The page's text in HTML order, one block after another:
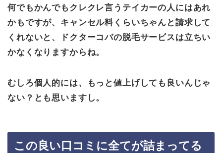
何でもかんでもクレクレ言うテイカーの人にはあれ
かもですが、キャンセル料くらいちゃんと請求して
くれないと、ドクターコバの脱毛サービスは立ちい
かなくなりますからね。
むしろ個人的には、もっと値上げしても良いんじゃ
ない？とも思いますし。
この良い口コミに全てが詰まってる